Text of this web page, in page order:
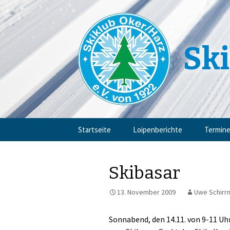
Startseite Loipenberichte Termine
Skibasar
13. November 2009 Uwe
Sonnabend, den 14.11. von 9-11